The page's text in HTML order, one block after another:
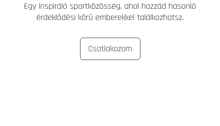
Egy inspiráló sportközösség, ahol hozzád hasonló
érdeklődési körű emberekkel találkozhatsz.
Csatlakozom